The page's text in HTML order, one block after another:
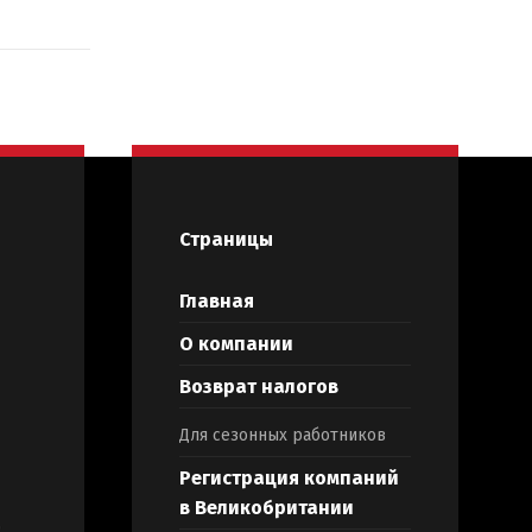
Страницы
Главная
О компании
Возврат налогов
Для сезонных работников
Регистрация компаний
в Великобритании